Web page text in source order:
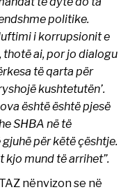
politike.
i korrupsionit e
ai, por jo dialogu
të qarta për
kushtetutën’.
është është pjesë
SHBA në të
për këtë çështje.
kjo mund të arrihet”.
nënvizon se në